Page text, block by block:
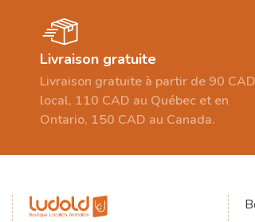
Livraison gratuite
Livraison gratuite à partir de 90 CAD
local, 110 CAD au Québec et en
Ontario, 150 CAD au Canada.